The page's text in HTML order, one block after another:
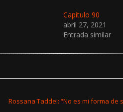
Capítulo 90
abril 27, 2021
Entrada similar
All Works
Rossana Taddei: “No es mi forma